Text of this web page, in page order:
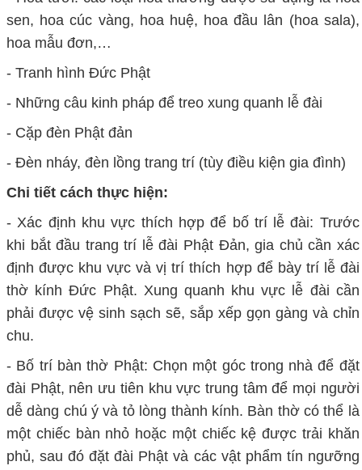
sen, hoa cúc vàng, hoa huệ, hoa đầu lân (hoa sala),
hoa mẫu đơn,…
- Tranh hình Đức Phật
- Những câu kinh pháp để treo xung quanh lễ đài
- Cặp đèn Phật đản
- Đèn nháy, đèn lồng trang trí (tùy điều kiện gia đình)
Chi tiết cách thực hiện:
- Xác định khu vực thích hợp để bố trí lễ đài: Trước
khi bắt đầu trang trí lễ đài Phật Đản, gia chủ cần xác
định được khu vực và vị trí thích hợp để bày trí lễ đài
thờ kính Đức Phật. Xung quanh khu vực lễ đài cần
phải được vệ sinh sạch sẽ, sắp xếp gọn gàng và chỉn
chu.
- Bố trí bàn thờ Phật: Chọn một góc trong nhà để đặt
đài Phật, nên ưu tiên khu vực trung tâm để mọi người
dễ dàng chú ý và tỏ lòng thành kính. Bàn thờ có thể là
một chiếc bàn nhỏ hoặc một chiếc kệ được trải khăn
phủ, sau đó đặt đài Phật và các vật phẩm tín ngưỡng